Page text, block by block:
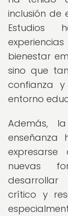
inclusión de
Estudios
bienestar
sino que
confianza
entorno
Además,
enseñanza
nuevas
crítico y